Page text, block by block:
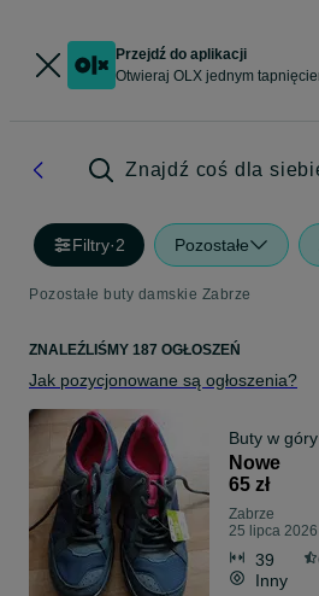
Przejdź do aplikacji
Otwieraj OLX jednym
Znajdź coś dla
Filtry·2 Pozostałe
Pozostałe buty damskie Zabrze
ZNALEŹLIŚMY 187 OGŁOSZEŃ
Jak pozycjonowane są ogłoszenia?
Buty w
Nowe
65 zł
Zabrze
25 lipca 2026
39
Inny